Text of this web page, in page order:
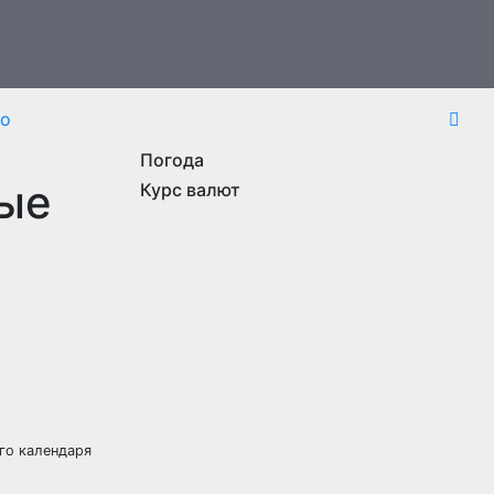
календаря
Погода
Курс валют